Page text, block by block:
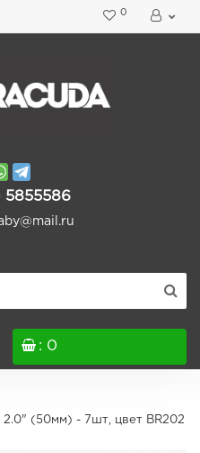
0
5855586
: 0
(50мм) - 7шт, цвет BR202